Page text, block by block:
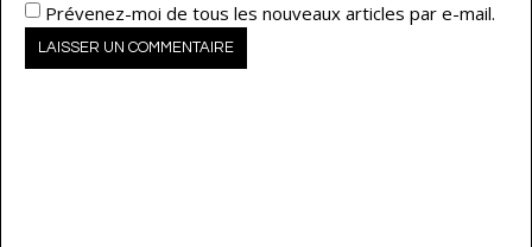
Prévenez-moi de tous les nouveaux articles par e-mail.